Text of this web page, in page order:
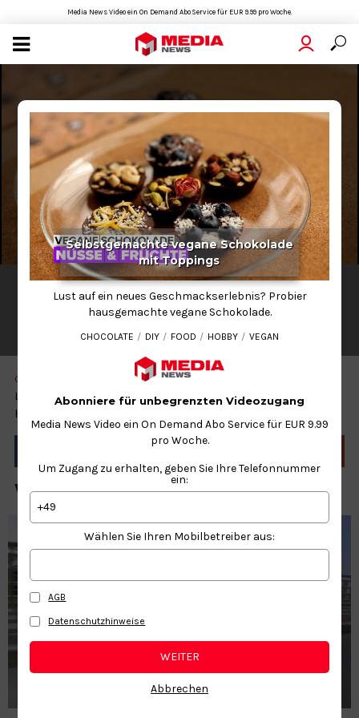
Media News Video ein On Demand Abo Service für EUR 9.99 pro Woche.
Selbstgemachte vegane Schokolade
mit Toppings
Lust auf ein neues Geschmackserlebnis? Probier
hausgemachte vegane Schokolade.
CHOCOLATE DIY FOOD HOBBY VEGAN
Abonniere für unbegrenzten Videozugang
Media News Video ein On Demand Abo Service für EUR 9.99
pro Woche.
Um Zugang zu erhalten, geben Sie Ihre Telefonnummer
ein:
+49
Wählen Sie Ihren Mobilbetreiber aus:
AGB
Datenschutzhinweise
WEITER
Abbrechen
LIFESTYLE
Selbstgemachte vegane Schokolade mit
Toppings
2022-07-20 00:58
CHOCOLATE HOBBY VEGAN
Lust auf ein neues Geschmackserlebnis? Probier
hausgemachte vegane Schokolade.
WEITERE NEWS ZUM THEMA